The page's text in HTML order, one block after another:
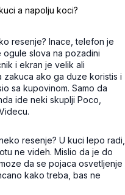
a napolju koci?
resenje? Inace, telefon je
ogule slova na pozadini
i ekran je velik ali
ako ga duze koristis i
sa kupovinom. Samo da
ide neki skuplji Poco,
resenje? U kuci lepo radi,
ne videh. Mislio da je do
da se pojaca osvetljenje
kako treba, bas ne